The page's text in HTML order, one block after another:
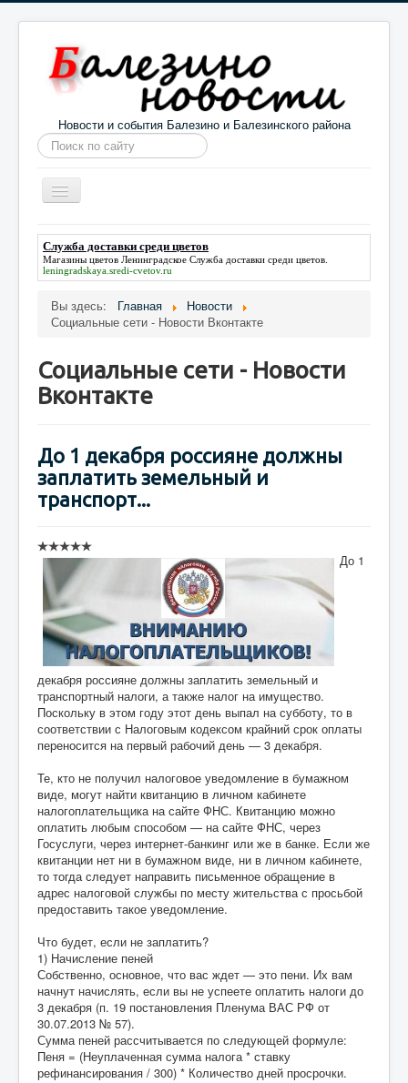
Новости и события Балезино и Балезинского района
Искать...
Toggle
Navigation
Главная
Погода в Балезино Новости
Информация Галерея
Служба доставки среди цветов
Магазины цветов Ленинградское Служба доставки среди цветов
leningradskaya.sredi-cvetov.ru
Вы здесь: Главная
Новости
Социальные сети - Новости Вконтакте
Социальные сети - Новости
Вконтакте
До 1 декабря россияне должны
заплатить земельный и
транспорт...
До 1
декабря россияне должны заплатить земельный и
транспортный налоги, а также налог на имущество.
Поскольку в этом году этот день выпал на субботу, то в
соответствии с Налоговым кодексом крайний срок оплаты
переносится на первый рабочий день — 3 декабря.
Те, кто не получил налоговое уведомление в бумажном
виде, могут найти квитанцию в личном кабинете
налогоплательщика на сайте ФНС. Квитанцию можно
оплатить любым способом — на сайте ФНС, через
Госуслуги, через интернет-банкинг или же в банке. Если же
квитанции нет ни в бумажном виде, ни в личном кабинете,
то тогда следует направить письменное обращение в
адрес налоговой службы по месту жительства с просьбой
предоставить такое уведомление.
Что будет, если не заплатить?
1) Начисление пеней
Собственно, основное, что вас ждет — это пени. Их вам
начнут начислять, если вы не успеете оплатить налоги до
3 декабря (п. 19 постановления Пленума ВАС РФ от
30.07.2013 № 57).
Сумма пеней рассчитывается по следующей формуле:
Пеня = (Неуплаченная сумма налога * ставку
рефинансирования / 300) * Количество дней просрочки.